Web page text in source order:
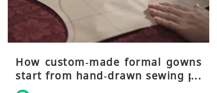
How custom‑made formal gowns
start from hand‑drawn sewing pa
tterns